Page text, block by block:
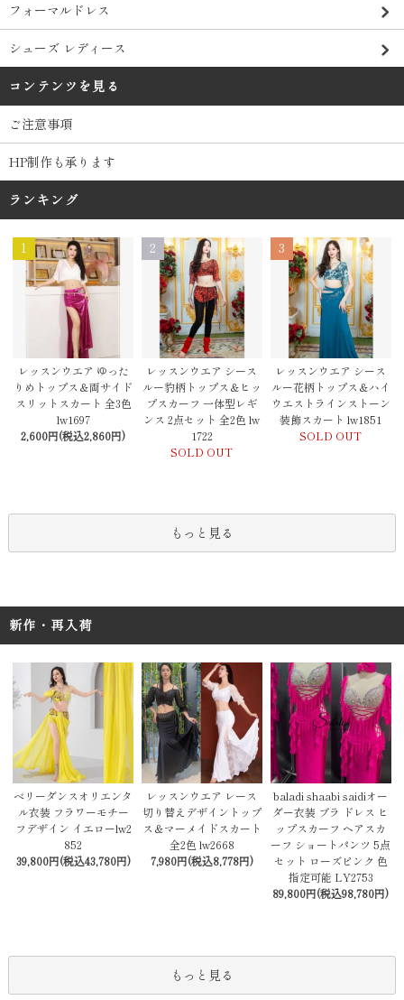
フォーマルドレス
シューズ レディース
コンテンツを見る
ご注意事項
HP制作も承ります
ランキング
1
レッスンウエア ゆった
りめトップス＆両サイド
スリットスカート 全3色
lw1697
2,600円(税込2,860円)
2
レッスンウエア シース
ルー豹柄トップス＆ヒッ
プスカーフ 一体型レギ
ンス 2点セット 全2色 lw
1722
SOLD OUT
3
レッスンウエア シース
ルー花柄トップス＆ハイ
ウエストラインストーン
装飾スカート lw1851
SOLD OUT
もっと見る
新作・再入荷
ベリーダンスオリエンタ
ル衣装 フラワーモチー
フデザイン イエローlw2
852
39,800円(税込43,780円)
レッスンウエア レース
切り替えデザイントップ
ス＆マーメイドスカート
全2色 lw2668
7,980円(税込8,778円)
baladi shaabi saidiオー
ダー衣装 ブラ ドレス ヒ
ップスカーフ ヘアスカ
ーフ ショートパンツ 5点
セット ローズピンク 色
指定可能 LY2753
89,800円(税込98,780円)
もっと見る